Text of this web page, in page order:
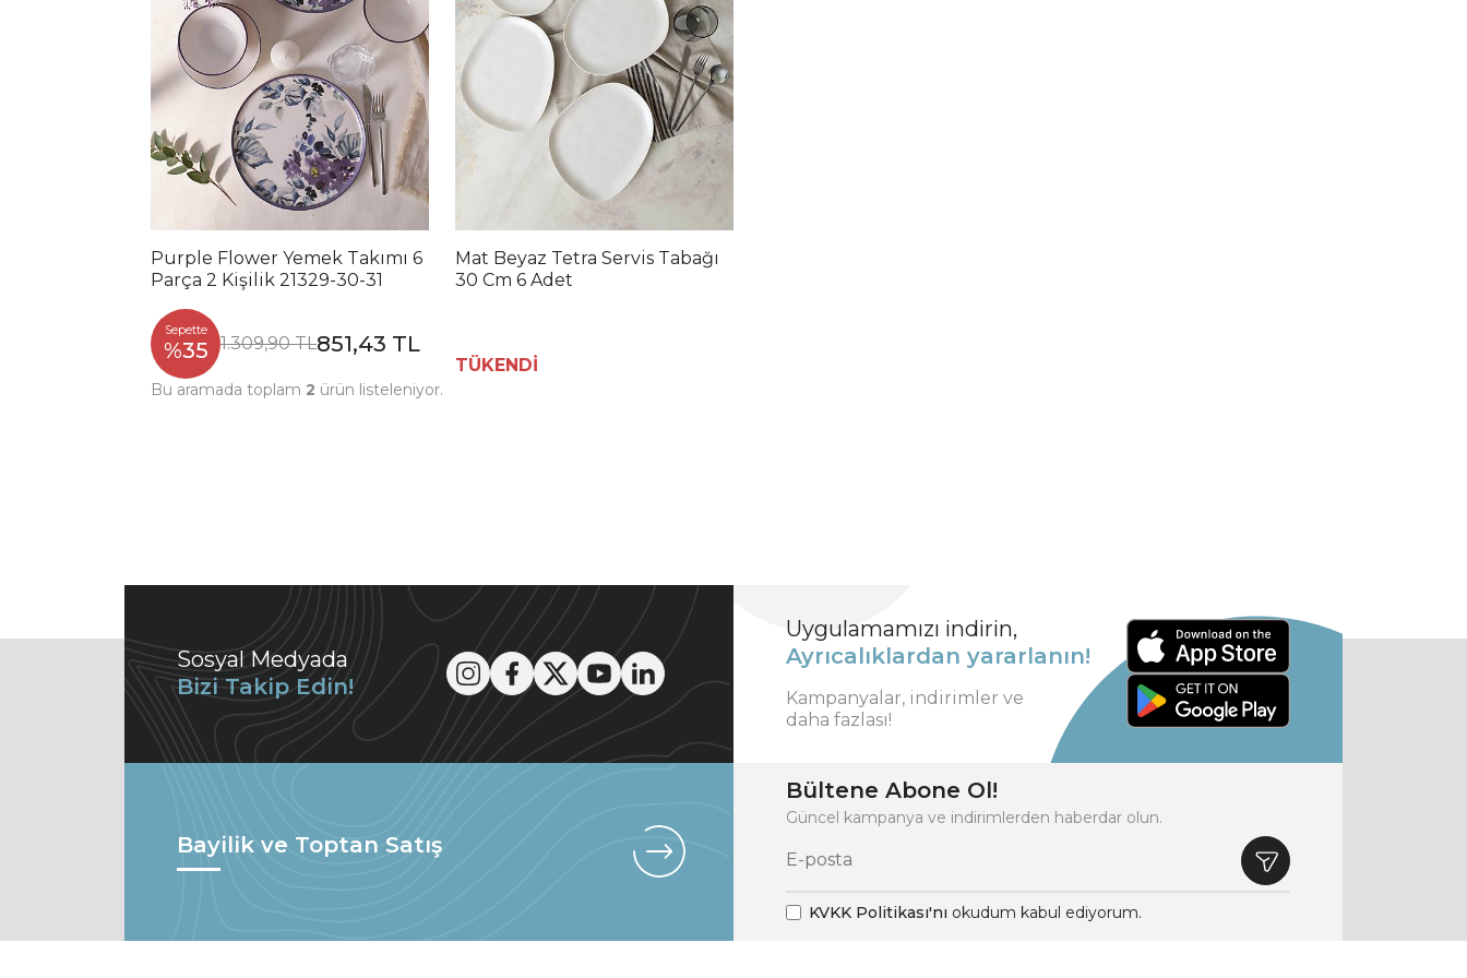
Purple Flower Yemek Takımı 6
Parça 2 Kişilik 21329-30-31
Sepette
%35 1.309,90 TL851,43 TL
Mat Beyaz Tetra Servis Tabağı
30 Cm 6 Adet
TÜKENDİ
Bu aramada toplam 2 ürün listeleniyor.
Sosyal Medyada
Bizi Takip Edin!
Uygulamamızı indirin,
Ayrıcalıklardan yararlanın!
Kampanyalar, indirimler ve
daha fazlası!
Bayilik ve Toptan Satış
Bültene Abone Ol!
Güncel kampanya ve indirimlerden haberdar olun.
KVKK Politikası'nı okudum kabul ediyorum.